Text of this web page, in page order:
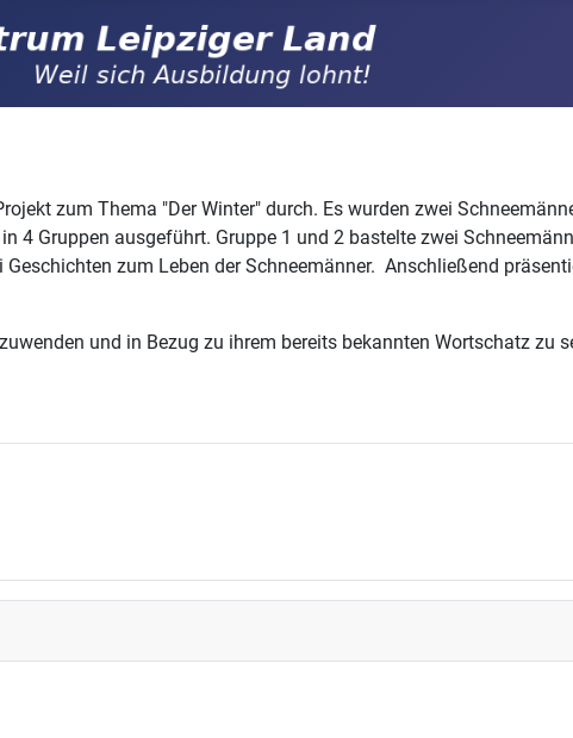
zum Thema "Der Winter" durch. Es wurden zwei
Gruppen ausgeführt. Gruppe 1 und 2 bastelte zwei
zum Leben der Schneemänner. Anschließend
und in Bezug zu ihrem bereits bekannten Wortschatz zu